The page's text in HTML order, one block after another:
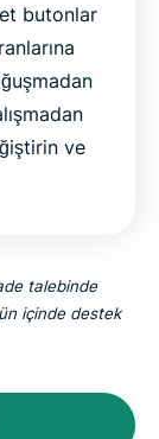
butonlar
ve
talebinde
içinde destek